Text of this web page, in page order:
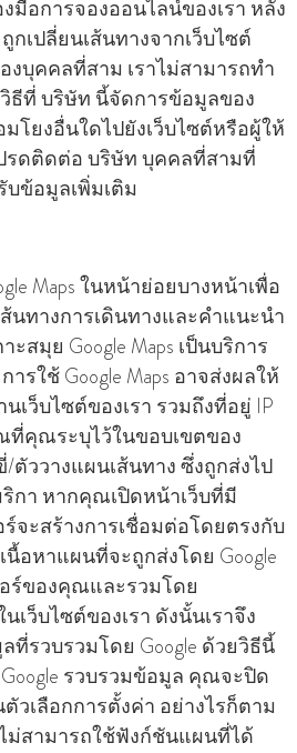
งมือการจองออนไลน์ของเรา หลัง
เปลี่ยนเส้นทางจากเว็บไซต์
งบุคคลที่สาม เราไม่สามารถทํา
ธีที่ บริษัท นี้จัดการข้อมูลของ
โยงอื่นใดไปยังเว็บไซต์หรือผู้ให้
รดติดต่อ บริษัท บุคคลที่สามที่
บข้อมูลเพิ่มเติม
Maps ในหน้าย่อยบางหน้าเพื่อ
นทางการเดินทางและคําแนะนํา
สมุย Google Maps เป็นบริการ
ารใช้ Google Maps อาจส่งผลให้
เว็บไซต์ของเรา รวมถึงที่อยู่ IP
คุณระบุไว้ในขอบเขตของ
ววางแผนเส้นทาง ซึ่งถูกส่งไป
ริกา หากคุณเปิดหน้าเว็บที่มี
อร์จะสร้างการเชื่อมต่อโดยตรงกับ
นื้อหาแผนที่จะถูกส่งโดย Google
อร์ของคุณและรวมโดย
เว็บไซต์ของเรา ดังนั้นเราจึง
รวบรวมโดย Google ด้วยวิธีนี้
รวบรวมข้อมูล คุณจะปิด
ตัวเลือกการตั้งค่า อย่างไรก็ตาม
สามารถใช้ฟังก์ชันแผนที่ได้